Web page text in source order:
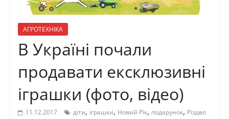
АГРОТЕХНІКА
В Україні почали
продавати ексклюзивні
іграшки (фото, відео)
11.12.2017 діти, іграшки, Новий Рік, подарунок, Різдво